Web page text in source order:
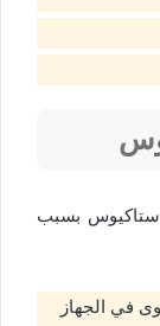
استاكيوس بسبب
في الجهاز